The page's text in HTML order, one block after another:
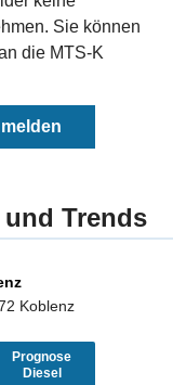
Sie können
die MTS-K
Trends
Koblenz
Prognose
Diesel